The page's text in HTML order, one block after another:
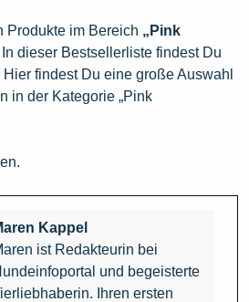
Produkte im Bereich „Pink
dieser Bestsellerliste findest Du
findest Du eine große Auswahl
in der Kategorie „Pink
Kappel
ist Redakteurin bei
und begeisterte
Ihren ersten